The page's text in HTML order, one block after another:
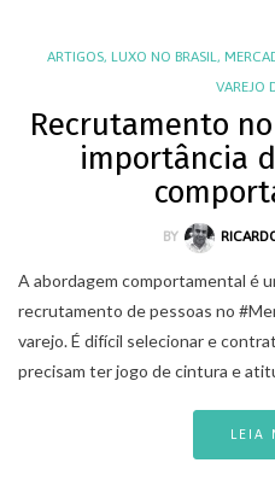
ARTIGOS, LUXO NO BRASIL,
VAREJO
Recrutamento
importância
BY
A abordagem comportamental é
recrutamento de pessoas no
varejo. É difícil selecionar e
precisam ter jogo de cintura e
LEIA